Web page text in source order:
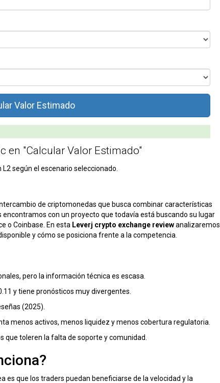
Valor Estimado
en "Calcular Valor Estimado"
según el escenario seleccionado.
de criptomonedas que busca combinar características
encontramos con un proyecto que todavía está buscando su lugar
o Coinbase. En esta Leverj crypto exchange reviewanalizaremos
y cómo se posiciona frente a la competencia.
pero la información técnica es escasa.
y tiene pronósticos muy divergentes.
(2025).
menos activos, menos liquidez y menos cobertura regulatoria.
que toleren la falta de soporte y comunidad.
es que los traders puedan beneficiarse de la velocidad y la